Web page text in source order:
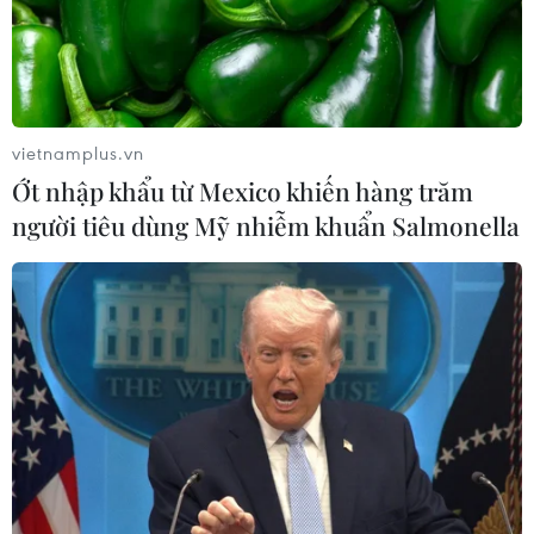
vietnamplus.vn
Ớt nhập khẩu từ Mexico khiến hàng trăm
người tiêu dùng Mỹ nhiễm khuẩn Salmonella